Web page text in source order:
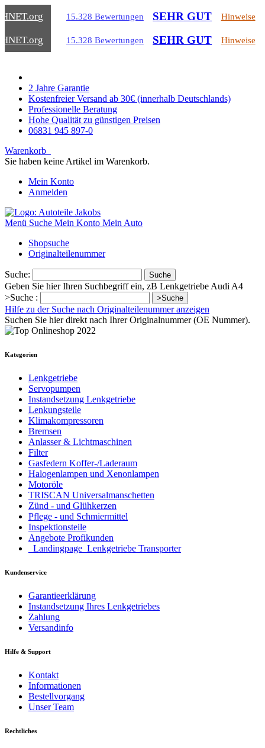
.org 15.328 Bewertungen SEHR GUT Hinweise
.org 15.328 Bewertungen SEHR GUT Hinweise
2 Jahre Garantie
Kostenfreier Versand ab 30€ (innerhalb Deutschlands)
Professionelle Beratung
Hohe Qualität zu günstigen Preisen
06831 945 897-0
Warenkorb
Sie haben keine Artikel im Warenkorb.
Mein Konto
Anmelden
Menü Suche Mein Konto Mein Auto
Shopsuche
Originalteilenummer
Suche: Suche
Geben Sie hier Ihren Suchbegriff ein, zB Lenkgetriebe Audi A4
>Suche :
>Suche
Hilfe zu der Suche nach Originalteilenummer anzeigen
Suchen Sie hier direkt nach Ihrer Originalnummer (OE Nummer).
Kategorien
Lenkgetriebe
Servopumpen
Instandsetzung Lenkgetriebe
Lenkungsteile
Klimakompressoren
Bremsen
Anlasser & Lichtmaschinen
Filter
Gasfedern Koffer-/Laderaum
Halogenlampen und Xenonlampen
Motoröle
TRISCAN Universalmanschetten
Zünd - und Glühkerzen
Pflege - und Schmiermittel
Inspektionsteile
Angebote Profikunden
_Landingpage_Lenkgetriebe Transporter
Kundenservice
Garantieerklärung
Instandsetzung Ihres Lenkgetriebes
Zahlung
Versandinfo
Hilfe & Support
Kontakt
Informationen
Bestellvorgang
Unser Team
Rechtliches